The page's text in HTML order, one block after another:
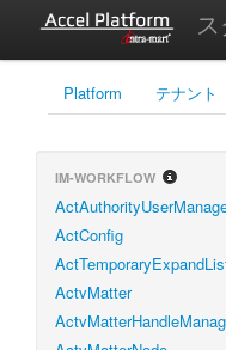
Platform テナント
IM-WORKFLOW
ActConfig
ActvMatter